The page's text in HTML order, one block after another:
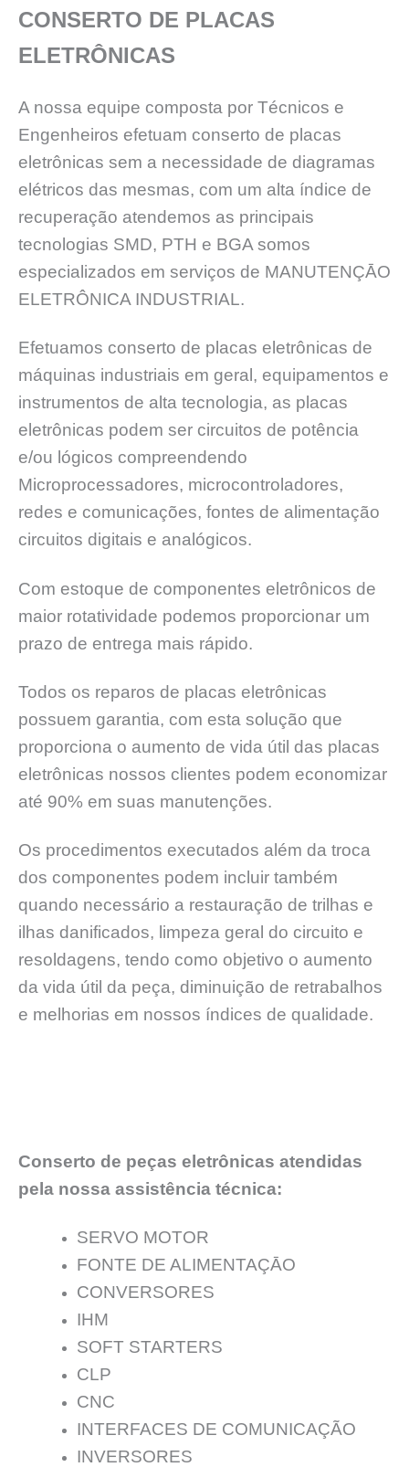
CONSERTO DE PLACAS
ELETRÔNICAS
A nossa equipe composta por Técnicos e
Engenheiros efetuam conserto de placas
eletrônicas sem a necessidade de diagramas
elétricos das mesmas, com um alta índice de
recuperação atendemos as principais
tecnologias SMD, PTH e BGA somos
especializados em serviços de MANUTENÇĀO
ELETRÔNICA INDUSTRIAL.
Efetuamos conserto de placas eletrônicas de
máquinas industriais em geral, equipamentos e
instrumentos de alta tecnologia, as placas
eletrônicas podem ser circuitos de potência
e/ou lógicos compreendendo
Microprocessadores, microcontroladores,
redes e comunicações, fontes de alimentação
circuitos digitais e analógicos.
Com estoque de componentes eletrônicos de
maior rotatividade podemos proporcionar um
prazo de entrega mais rápido.
Todos os reparos de placas eletrônicas
possuem garantia, com esta solução que
proporciona o aumento de vida útil das placas
eletrônicas nossos clientes podem economizar
até 90% em suas manutenções.
Os procedimentos executados além da troca
dos componentes podem incluir também
quando necessário a restauração de trilhas e
ilhas danificados, limpeza geral do circuito e
resoldagens, tendo como objetivo o aumento
da vida útil da peça, diminuição de retrabalhos
e melhorias em nossos índices de qualidade.
Conserto de peças eletrônicas atendidas
pela nossa assistência técnica:
SERVO MOTOR
FONTE DE ALIMENTAÇĀO
CONVERSORES
IHM
SOFT STARTERS
CLP
CNC
INTERFACES DE COMUNICAÇÃO
INVERSORES